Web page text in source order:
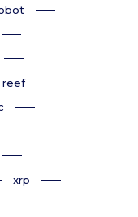
reef
xrp